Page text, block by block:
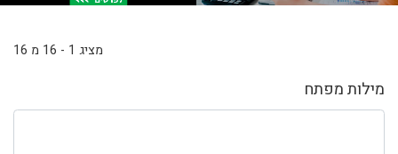
מילות מפתח
מציג 1 - 16 מ 16